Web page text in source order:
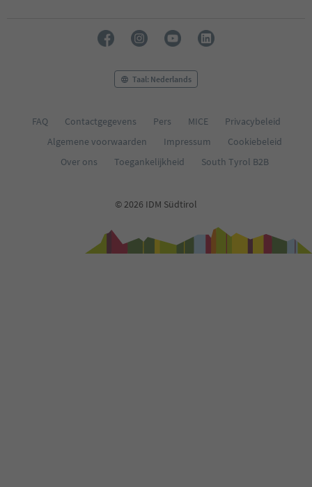
Taal: Nederlands
FAQ Contactgegevens Pers MICE
Privacybeleid
Algemene voorwaarden
Impressum
Cookiebeleid
Over ons
Toegankelijkheid South Tyrol B2B
© 2026 IDM Südtirol